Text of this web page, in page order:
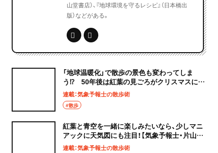
山堂書店）、『地球環境を守るレシピ』（日本橋出
版）などがある。
「地球温暖化」で散歩の景色も変わってしま
う⁉ 50年後は紅葉の見ごろがクリスマスにな
るかも……！【気象予報士・片山美紀の散歩術】
連載：気象予報士の散歩術
#散歩
紅葉と青空を一緒に楽しみたいなら、少しマニ
アックに天気図にも注目！【気象予報士・片山美
紀の散歩術】
連載：気象予報士の散歩術